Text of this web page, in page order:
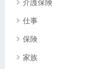
介護保険
仕事
保険
家族